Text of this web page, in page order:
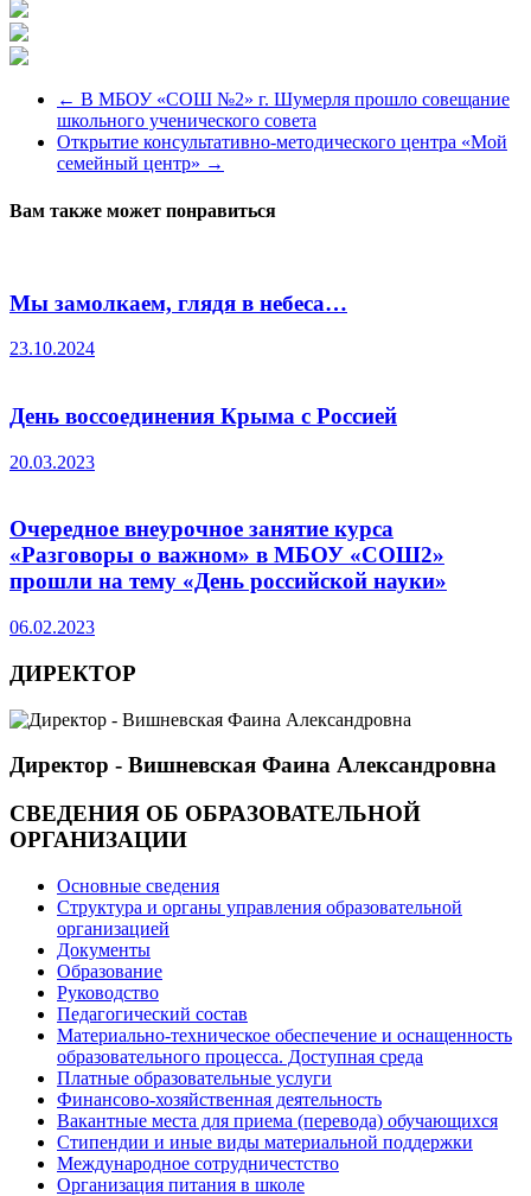
← В МБОУ «СОШ №2» г. Шумерля прошло совещание
школьного ученического совета
Открытие консультативно-методического центра «Мой
семейный центр» →
Вам также может понравиться
Мы замолкаем, глядя в небеса…
23.10.2024
День воссоединения Крыма с Россией
20.03.2023
Очередное внеурочное занятие курса
«Разговоры о важном» в МБОУ «СОШ2»
прошли на тему «День российской науки»
06.02.2023
ДИРЕКТОР
Директор - Вишневская Фаина Александровна
СВЕДЕНИЯ ОБ ОБРАЗОВАТЕЛЬНОЙ
ОРГАНИЗАЦИИ
Основные сведения
Структура и органы управления образовательной
организацией
Документы
Образование
Руководство
Педагогический состав
Материально-техническое обеспечение и оснащенность
образовательного процесса. Доступная среда
Платные образовательные услуги
Финансово-хозяйственная деятельность
Вакантные места для приема (перевода) обучающихся
Стипендии и иные виды материальной поддержки
Международное сотрудничестство
Организация питания в школе